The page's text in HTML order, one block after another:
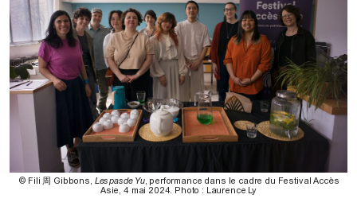
© Fili 周 Gibbons, Les pas de Yu, performance dans le cadre du Festival Accès
Asie, 4 mai 2024. Photo : Laurence Ly